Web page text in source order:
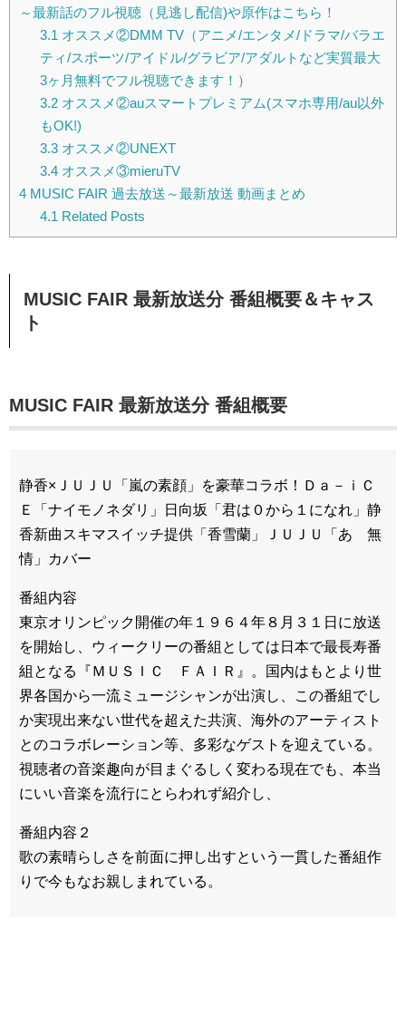
～最新話のフル視聴（見逃し配信)や原作はこちら！
3.1 オススメ②DMM TV（アニメ/エンタメ/ドラマ/バラエ
ティ/スポーツ/アイドル/グラビア/アダルトなど実質最大
3ヶ月無料でフル視聴できます！）
3.2オススメ②auスマートプレミアム(スマホ専用/au以外
もOK!)
3.3オススメ②UNEXT
3.4オススメ③mieruTV
4 MUSIC FAIR 過去放送～最新放送 動画まとめ
4.1 Related Posts
MUSIC FAIR 最新放送分 番組概要＆キャス
ト
MUSIC FAIR 最新放送分 番組概要
静香×ＪＵＪＵ「嵐の素顔」を豪華コラボ！Ｄａ－ｉＣ
Ｅ「ナイモノネダリ」日向坂「君は０から１になれ」静
香新曲スキマスイッチ提供「香雪蘭」ＪＵＪＵ「あゝ無
情」カバー
番組内容
東京オリンピック開催の年１９６４年８月３１日に放送
を開始し、ウィークリーの番組としては日本で最長寿番
組となる『ＭＵＳＩＣ ＦＡＩＲ』。国内はもとより世
界各国から一流ミュージシャンが出演し、この番組でし
か実現出来ない世代を超えた共演、海外のアーティスト
とのコラボレーション等、多彩なゲストを迎えている。
視聴者の音楽趣向が目まぐるしく変わる現在でも、本当
にいい音楽を流行にとらわれず紹介し、
番組内容２
歌の素晴らしさを前面に押し出すという一貫した番組作
りで今もなお親しまれている。